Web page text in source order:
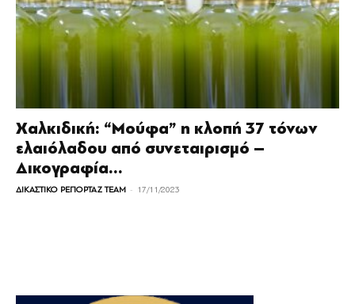
Χαλκιδική: “Μούφα” η κλοπή 37 τόνων
ελαιόλαδου από συνεταιρισμό –
Δικογραφία...
ΔΙΚΑΣΤΙΚΟ ΡΕΠΟΡΤΑΖ TEAM - 17/11/2023